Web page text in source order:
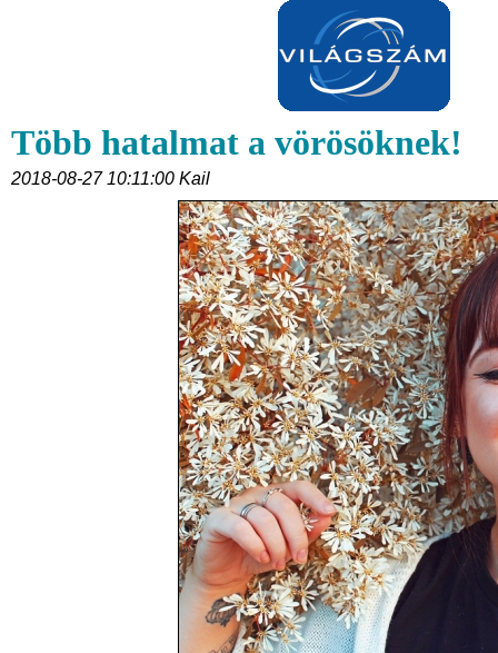
Több hatalmat a vörösöknek!
2018-08-27 10:11:00 Kail